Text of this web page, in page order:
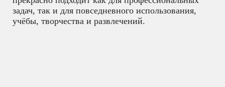
задач, так и для повседневного использования,
учёбы, творчества и развлечений.